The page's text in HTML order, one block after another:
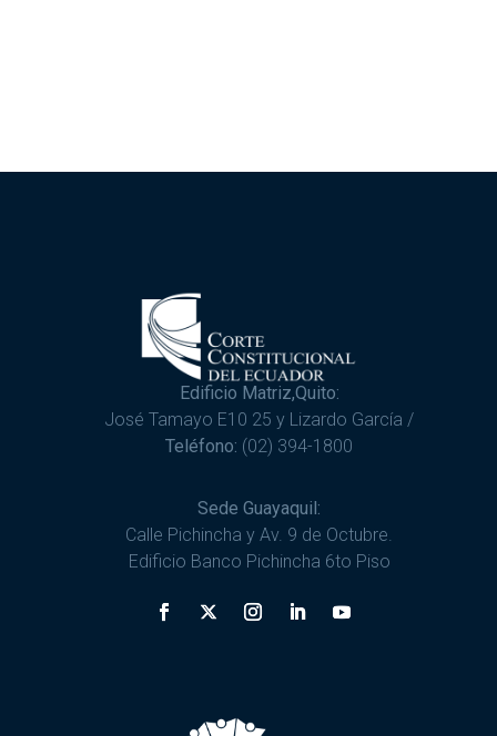
Edificio Matriz,Quito:
José Tamayo E10 25 y Lizardo García /
Teléfono: (02) 394-1800
Sede Guayaquil:
Calle Pichincha y Av. 9 de Octubre.
Edificio Banco Pichincha 6to Piso